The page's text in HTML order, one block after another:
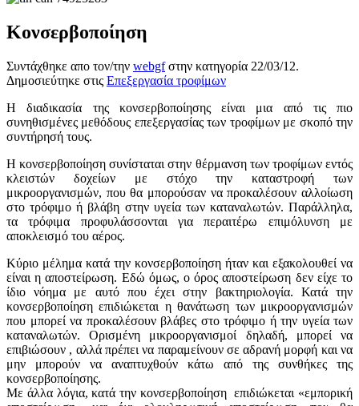
Κονσερβοποίηση
Συντάχθηκε απο τον/την webgfστην κατηγορία 22/03/12.
Δημοσιεύτηκε στις Επεξεργασία τροφίμων
Η διαδικασία της κονσερβοποίησης είναι μια από τις πιο
συνηθισμένες μεθόδους επεξεργασίας των τροφίμων με σκοπό την
συντήρησή τους.
Η κονσερβοποίηση συνίσταται στην θέρμανση των τροφίμων εντός
κλειστών δοχείων με στόχο την καταστροφή των
μικροοργανισμών, που θα μπορούσαν να προκαλέσουν αλλοίωση
στο τρόφιμο ή βλάβη στην υγεία των καταναλωτών. Παράλληλα,
τα τρόφιμα προφυλάσσονται για περαιτέρω επιμόλυνση με
αποκλεισμό του αέρος.
Κύριο μέλημα κατά την κονσερβοποίηση ήταν και εξακολουθεί να
είναι η αποστείρωση. Εδώ όμως, ο όρος αποστείρωση δεν είχε το
ίδιο νόημα με αυτό που έχει στην βακτηριολογία. Κατά την
κονσερβοποίηση επιδιώκεται η θανάτωση των μικροοργανισμών
που μπορεί να προκαλέσουν βλάβες στο τρόφιμο ή την υγεία των
καταναλωτών. Ορισμένη μικροοργανισμοί δηλαδή, μπορεί να
επιβιώσουν , αλλά πρέπει να παραμείνουν σε αδρανή μορφή και να
μην μπορούν να αναπτυχθούν κάτω από της συνθήκες της
κονσερβοποίησης.
Με άλλα λόγια, κατά την κονσερβοποίηση επιδιώκεται «εμπορική